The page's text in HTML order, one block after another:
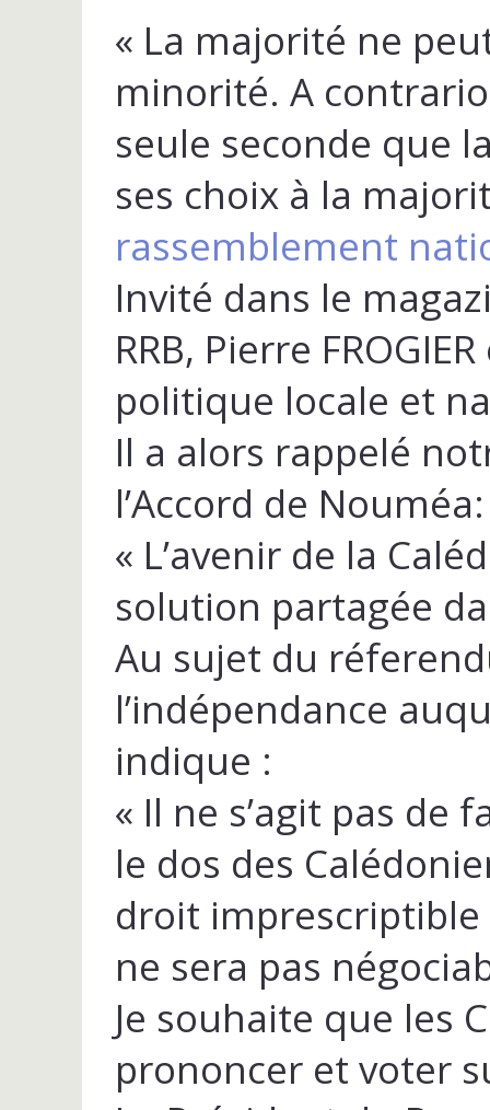
« La majorité ne
minorité. A
seule seconde que
ses choix à la
rassemblement
Invité dans le
RRB, Pierre
politique locale et
Il a alors rappelé
l’Accord de Nouméa:
« L’avenir de la
solution partagée
Au sujet du
l’indépendance
indique :
« Il ne s’agit pas de
le dos des
droit
ne sera pas
Je souhaite que les
prononcer et voter